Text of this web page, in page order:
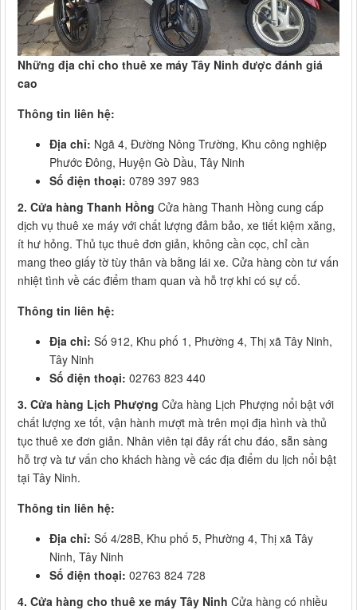
Những địa chỉ cho thuê xe máy Tây Ninh được đánh giá
cao
Thông tin liên hệ:
Địa chỉ: Ngã 4, Đường Nông Trường, Khu công nghiệp
Phước Đông, Huyện Gò Dầu, Tây Ninh
Số điện thoại: 0789 397 983
2. Cửa hàng Thanh Hồng Cửa hàng Thanh Hồng cung cấp
dịch vụ thuê xe máy với chất lượng đảm bảo, xe tiết kiệm xăng,
ít hư hỏng. Thủ tục thuê đơn giản, không cần cọc, chỉ cần
mang theo giấy tờ tùy thân và bằng lái xe. Cửa hàng còn tư vấn
nhiệt tình về các điểm tham quan và hỗ trợ khi có sự cố.
Thông tin liên hệ:
Địa chỉ: Số 912, Khu phố 1, Phường 4, Thị xã Tây Ninh,
Tây Ninh
Số điện thoại: 02763 823 440
3. Cửa hàng Lịch Phượng Cửa hàng Lịch Phượng nổi bật với
chất lượng xe tốt, vận hành mượt mà trên mọi địa hình và thủ
tục thuê xe đơn giản. Nhân viên tại đây rất chu đáo, sẵn sàng
hỗ trợ và tư vấn cho khách hàng về các địa điểm du lịch nổi bật
tại Tây Ninh.
Thông tin liên hệ:
Địa chỉ: Số 4/28B, Khu phố 5, Phường 4, Thị xã Tây
Ninh, Tây Ninh
Số điện thoại: 02763 824 728
4. Cửa hàng cho thuê xe máy Tây Ninh Cửa hàng có nhiều